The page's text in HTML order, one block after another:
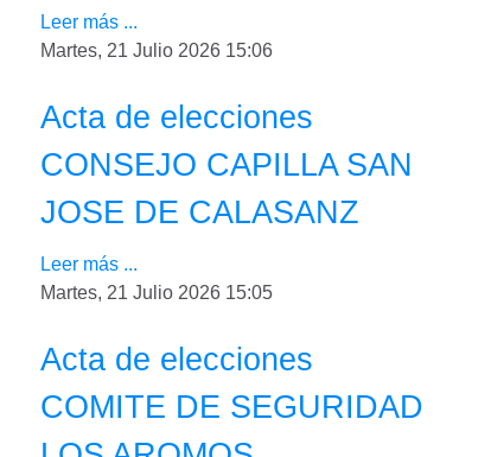
Leer más ...
Martes, 21 Julio 2026 15:06
Acta de elecciones
CONSEJO CAPILLA SAN
JOSE DE CALASANZ
Leer más ...
Martes, 21 Julio 2026 15:05
Acta de elecciones
COMITE DE SEGURIDAD